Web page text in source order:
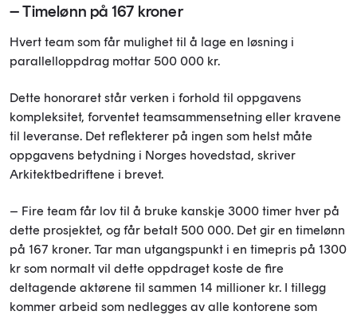
– Timelønn på 167 kroner
Hvert team som får mulighet til å lage en løsning i
parallelloppdrag mottar 500 000 kr.
Dette honoraret står verken i forhold til oppgavens
kompleksitet, forventet teamsammensetning eller kravene
til leveranse. Det reflekterer på ingen som helst måte
oppgavens betydning i Norges hovedstad, skriver
Arkitektbedriftene i brevet.
– Fire team får lov til å bruke kanskje 3000 timer hver på
dette prosjektet, og får betalt 500 000. Det gir en timelønn
på 167 kroner. Tar man utgangspunkt i en timepris på 1300
kr som normalt vil dette oppdraget koste de fire
deltagende aktørene til sammen 14 millioner kr. I tillegg
kommer arbeid som nedlegges av alle kontorene som